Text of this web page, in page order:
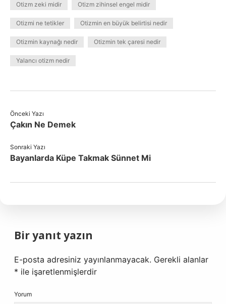
Otizm zeki midir Otizm zihinsel engel midir
Otizmi ne tetikler Otizmin en büyük belirtisi nedir
Otizmin kaynağı nedir Otizmin tek çaresi nedir
Yalancı otizm nedir
Önceki Yazı
Çakın Ne Demek
Sonraki Yazı
Bayanlarda Küpe Takmak Sünnet Mi
Bir yanıt yazın
E-posta adresiniz yayınlanmayacak. Gerekli alanlar
* ile işaretlenmişlerdir
Yorum